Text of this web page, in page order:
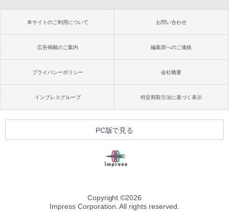
本サイトのご利用について お問い合わせ
広告掲載のご案内 編集部へのご連絡
プライバシーポリシー 会社概要
インプレスグループ 特定商取引法に基づく表示
PC版で見る
Copyright ©2026
Impress Corporation. All rights reserved.